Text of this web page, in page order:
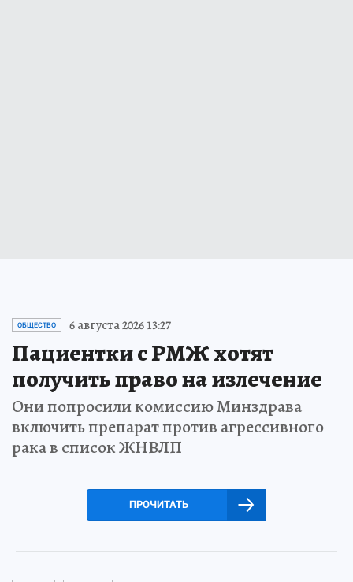
ОБЩЕСТВО 6 августа 2026 13:27
Пациентки с РМЖ хотят
получить право на излечение
Они попросили комиссию Минздрава
включить препарат против агрессивного
рака в список ЖНВЛП
ПРОЧИТАТЬ